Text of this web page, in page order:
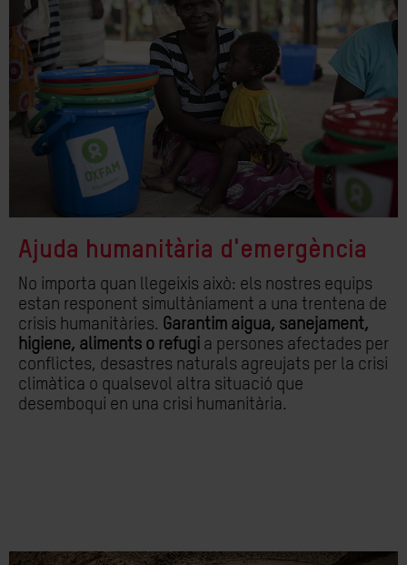
Ajuda humanitària d'emergència
No importa quan llegeixis això: els nostres equips
estan responent simultàniament a una trentena de
crisis humanitàries. Garantim aigua, sanejament,
higiene, aliments o refugi a persones afectades per
conflictes, desastres naturals agreujats per la crisi
climàtica o qualsevol altra situació que
desemboqui en una crisi humanitària.